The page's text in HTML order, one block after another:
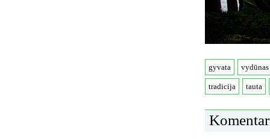
gyvata vydūnas
tradicija tauta